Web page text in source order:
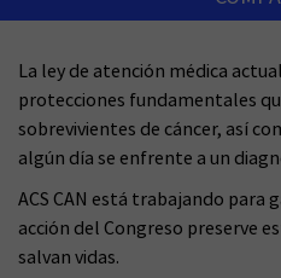
La ley de atención médica
protecciones fundamentales
sobrevivientes de cáncer, así
algún día se enfrente a un
ACS CAN está trabajando para
acción del Congreso preserve
salvan vidas.